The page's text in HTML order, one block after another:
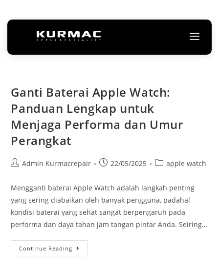
Ganti Baterai Apple Watch:
Panduan Lengkap untuk
Menjaga Performa dan Umur
Perangkat
Admin Kurmacrepair 22/05/2025 apple watch
Mengganti baterai Apple Watch adalah langkah penting
yang sering diabaikan oleh banyak pengguna, padahal
kondisi baterai yang sehat sangat berpengaruh pada
performa dan daya tahan jam tangan pintar Anda. Seiring…
Continue Reading